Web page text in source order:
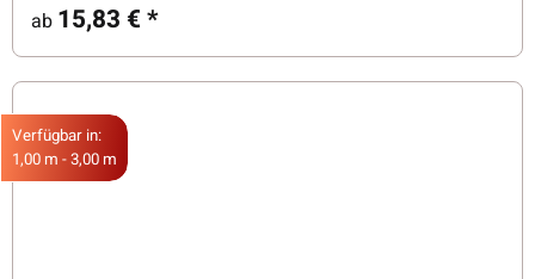
ab 15,83 €*
Verfügbar in:
1,00 m - 3,00 m